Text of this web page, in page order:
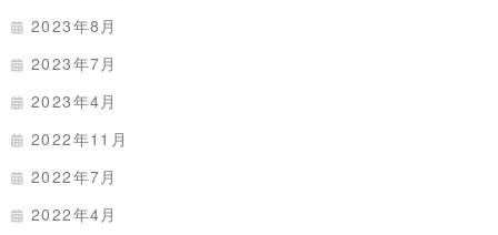
2023年8月
2023年7月
2023年4月
2022年11月
2022年7月
2022年4月